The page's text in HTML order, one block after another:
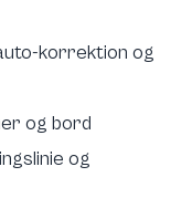
korrektion og
og bord
og